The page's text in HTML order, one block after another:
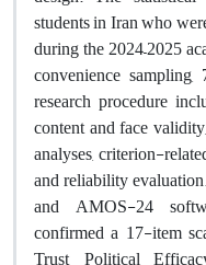
students in Iran who
during the 2024–2025
convenience
research procedure
content and face
analyses, criterion-
and reliability
and AMOS-24
confirmed a 17-item